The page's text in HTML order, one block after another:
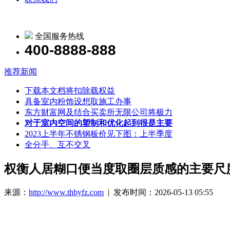
全国服务热线
400-8888-888
推荐新闻
下载本文档将扣除载权益
具备室内粉饰设想取施工办事
东方财富网及结合买卖所无限公司将极力
对于室内空间的塑制和优化起到很是主要
2023上半年不锈钢板价见下图：上半季度
全分手、互不交叉
权衡人居糊口便当度取圈层质感的主要尺
来源： http://www.thbyfz.com | 发布时间：2026-05-13 05:55